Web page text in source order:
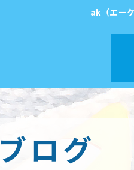
ak（エー
ブログ